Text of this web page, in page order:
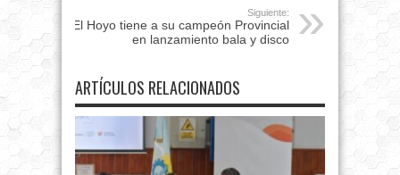
Siguiente:
El Hoyo tiene a su campeón Provincial
en lanzamiento bala y disco
ARTÍCULOS RELACIONADOS